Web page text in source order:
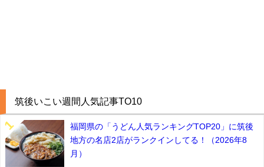
筑後いこい週間人気記事TO10
福岡県の「うどん人気ランキングTOP20」に筑後
地方の名店2店がランクインしてる！（2026年8
月）